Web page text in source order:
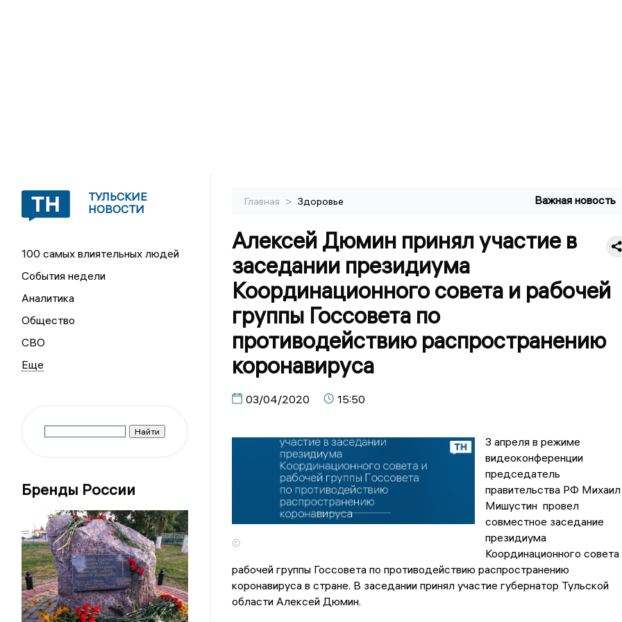
ТУЛЬСКИЕ
НОВОСТИ
100 самых влиятельных людей
События недели
Аналитика
Общество
СВО
Бренды России
Главная > Здоровье Важная новость
Алексей Дюмин принял участие в
заседании президиума
Координационного совета и рабочей
группы Госсовета по
противодействию распространению
коронавируса
03/04/2020 15:50
©
3 апреля в режиме
видеоконференции
председатель
правительства РФ Михаил
Мишустин провел
совместное заседание
президиума
Координационного совета
рабочей группы Госсовета по противодействию распространению
коронавируса в стране. В заседании принял участие губернатор Тульской
области Алексей Дюмин.